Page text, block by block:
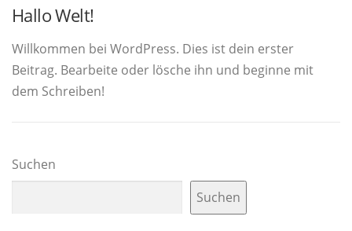
i
t
e
Hallo Welt!
Willkommen bei WordPress. Dies ist dein erster
Beitrag. Bearbeite oder lösche ihn und beginne mit
dem Schreiben!
Suchen
Suchen